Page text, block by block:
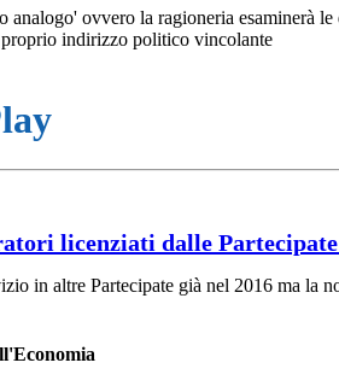
ovvero la ragioneria esaminerà
proprio indirizzo politico vincolante
licenziati dalle
in altre Partecipate già nel 2016 ma la